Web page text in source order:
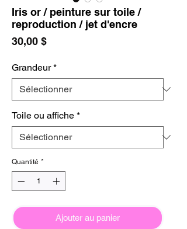
Iris or / peinture sur toile /
reproduction / jet d'encre
30,00 $Prix
Grandeur *
Toile ou affiche *
Quantité *
Ajouter au panier